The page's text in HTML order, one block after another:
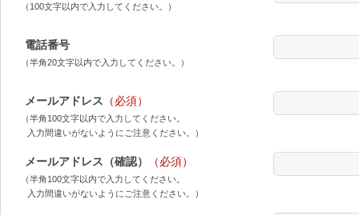
（100文字以内で入力してください。）
電話番号
（半角20文字以内で入力してください。）
メールアドレス （必須）
（半角100文字以内で入力してください。
入力間違いがないようにご注意ください。）
メールアドレス（確認） （必須）
（半角100文字以内で入力してください。
入力間違いがないようにご注意ください。）